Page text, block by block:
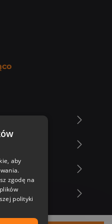
aby
zgodę na
polityki